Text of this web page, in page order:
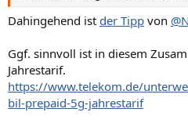
i
m
Dahingehend ist der Tipp von
Ggf. sinnvoll ist in diesem
Jahrestarif.
https://www.telekom.de/
bil-prepaid-5g-jahrestarif